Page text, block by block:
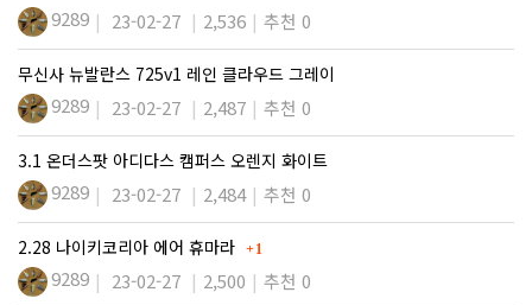
9289 23-02-27 2,536 추천 0
무신사 뉴발란스 725v1 레인 클라우드 그레이
9289 23-02-27 2,487 추천 0
3.1 온더스팟 아디다스 캠퍼스 오렌지 화이트
9289 23-02-27 2,484 추천 0
2.28 나이키코리아 에어 휴마라 댓글
1
9289 23-02-27 2,500 추천 0